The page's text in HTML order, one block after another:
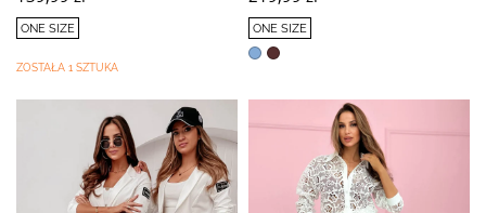
ONE SIZE
ZOSTAŁA 1 SZTUKA
ONE SIZE